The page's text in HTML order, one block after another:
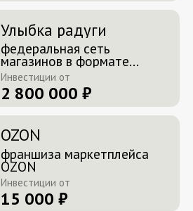
Улыбка радуги
федеральная сеть
магазинов в формате...
Инвестиции от
2 800 000 ₽
OZON
франшиза маркетплейса
OZON
Инвестиции от
15 000 ₽